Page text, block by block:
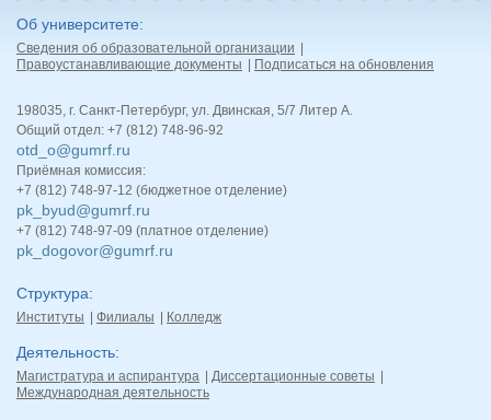
Об университете
Сведения об образовательной организации
Правоустанавливающие документы
Подписаться на обновления
198035, г. Санкт-Петербург, ул. Двинская, 5/7 Литер А.
Общий отдел: +7 (812) 748-96-92
otd_o@gumrf.ru
Приёмная комиссия:
+7 (812) 748-97-12 (бюджетное отделение)
pk_byud@gumrf.ru
+7 (812) 748-97-09 (платное отделение)
pk_dogovor@gumrf.ru
Структура
Институты Филиалы Колледж
Деятельность
Магистратура и аспирантура
Диссертационные советы
Международная деятельность